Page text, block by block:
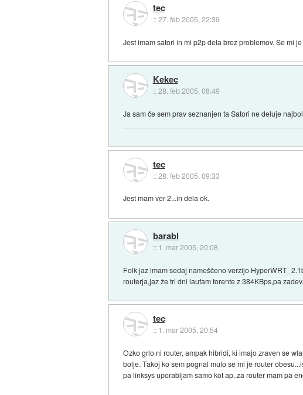
tec
::27. feb 2005, 22:39
Jest imam satori in mi p2p dela brez problemov. Se mi
Kekec
::28. feb 2005, 08:49
Ja sam če sem prav seznanjen ta Satori ne deluje
tec
::28. feb 2005, 09:33
Jest mam ver 2...in dela ok.
barabl
:: 1. mar 2005, 20:08
Folk jaz imam sedaj nameščeno verzijo
routerja,jaz že tri dni laufam torente z 384KBps,pa
tec
:: 1. mar 2005, 20:54
Ozko grlo ni router, ampak hibridi, ki imajo zraven se
bolje. Takoj ko sem pognal mulo se mi je router
pa linksys uporabljam samo kot ap..za router mam pa